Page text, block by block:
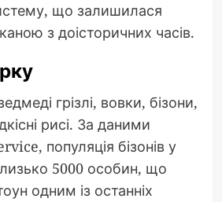
що залишилася
з доісторичних часів.
грізлі, вовки, бізони,
рисі. За даними
популяція бізонів у
5000 особин, що
одним із останніх